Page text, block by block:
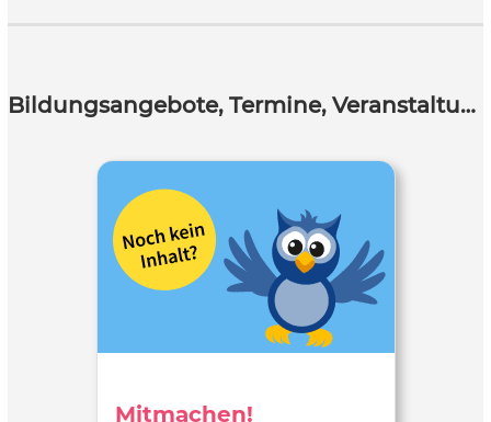
Bildungsangebote, Termine, Veranstaltungen
Mitmachen!